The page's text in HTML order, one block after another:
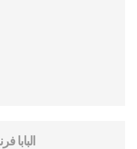
البابا